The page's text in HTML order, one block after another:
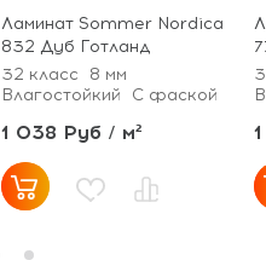
Ламинат Sommer Nordica
832 Дуб Готланд
32 класс
8 мм
Влагостойкий
С фаской
1 038 Руб / м²